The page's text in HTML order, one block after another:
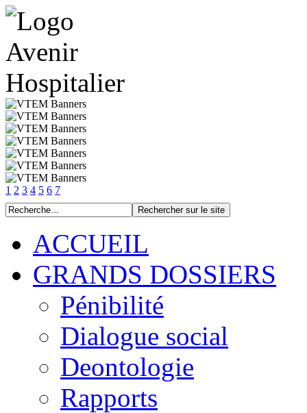
1 2 3 4 5 6 7
ACCUEIL
GRANDS DOSSIERS
Pénibilité
Dialogue social
Deontologie
Rapports